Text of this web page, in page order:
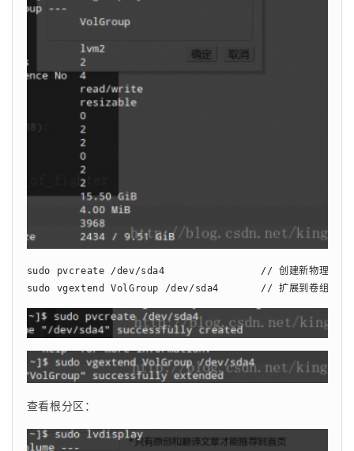
sudo pvcreate /dev/sda4                // 创建新物理卷
sudo vgextend VolGroup /dev/sda4       // 扩展到卷组
查看根分区：